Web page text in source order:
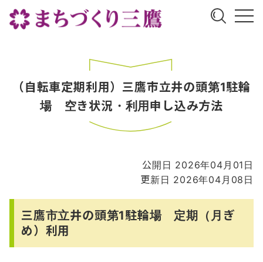
（自転車定期利用）三鷹市立井の頭第1駐輪
場 空き状況・利用申し込み方法
公開日 2026年04月01日
更新日 2026年04月08日
三鷹市立井の頭第1駐輪場 定期（月ぎ
め）利用